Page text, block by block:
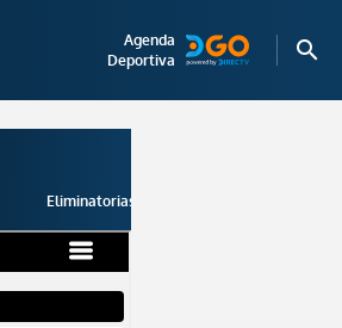
Agenda
Deportiva
search
Eliminatorias 2026